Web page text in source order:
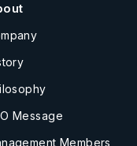
Message
Members